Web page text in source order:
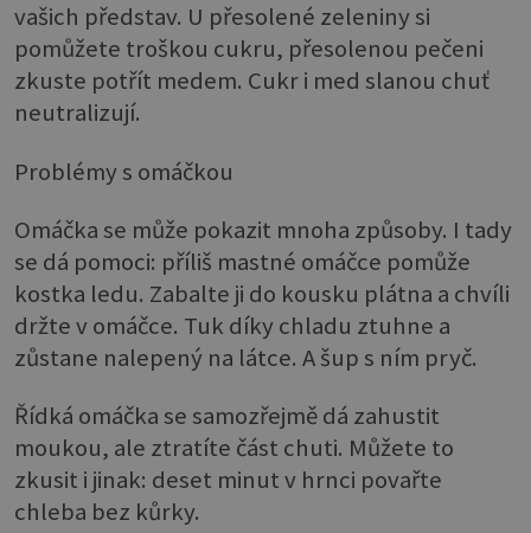
vašich představ. U přesolené zeleniny si
pomůžete troškou cukru, přesolenou pečeni
zkuste potřít medem. Cukr i med slanou chuť
neutralizují.
Problémy s omáčkou
Omáčka se může pokazit mnoha způsoby. I tady
se dá pomoci: příliš mastné omáčce pomůže
kostka ledu. Zabalte ji do kousku plátna a chvíli
držte v omáčce. Tuk díky chladu ztuhne a
zůstane nalepený na látce. A šup s ním pryč.
Řídká omáčka se samozřejmě dá zahustit
moukou, ale ztratíte část chuti. Můžete to
zkusit i jinak: deset minut v hrnci povařte
chleba bez kůrky.